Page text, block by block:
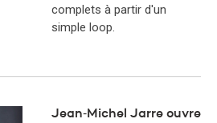
complets à partir d'un
simple loop.
Jean‑Michel Jarre ouvre